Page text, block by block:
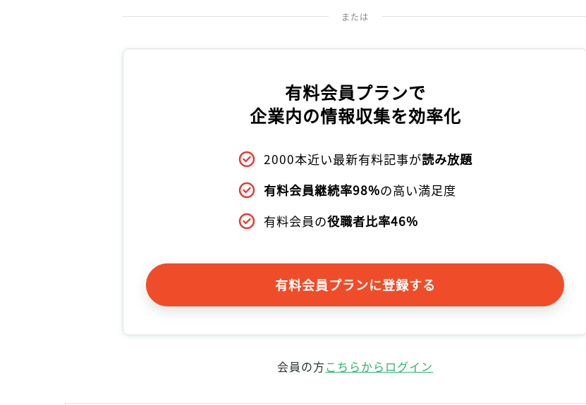
または
有料会員プランで
企業内の情報収集を効率化
2000本近い最新有料記事が読み放題
有料会員継続率98%の高い満足度
有料会員の役職者比率46%
有料会員プランに登録する
会員の方こちらからログイン